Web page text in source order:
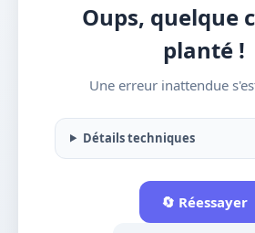
Oups, quelque
planté !
Une erreur inattendue
Détails techniques
🔄 Réessayer